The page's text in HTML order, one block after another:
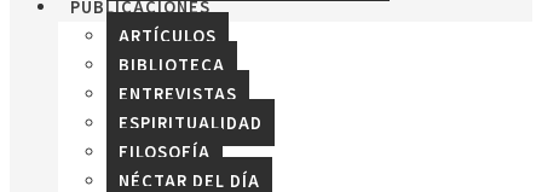
PUBLICACIONES
ARTÍCULOS
BIBLIOTECA
ENTREVISTAS
ESPIRITUALIDAD
FILOSOFÍA
NÉCTAR DEL DÍA